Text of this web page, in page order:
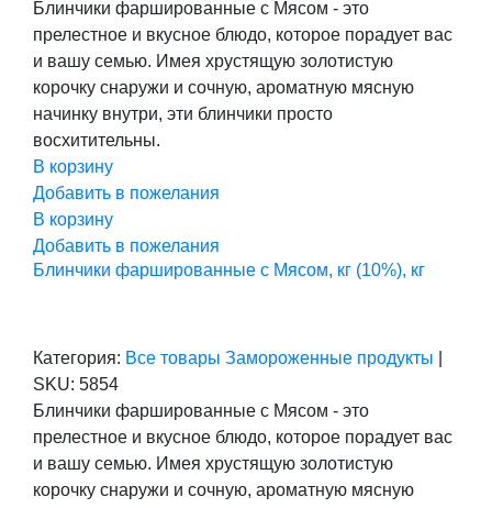
составляла
363,00 ₽.
290,00 ₽.
Блинчики фаршированные с Мясом - это
прелестное и вкусное блюдо, которое порадует вас
и вашу семью. Имея хрустящую золотистую
корочку снаружи и сочную, ароматную мясную
начинку внутри, эти блинчики просто
восхитительны.
В корзину
Добавить в пожелания
В корзину
Добавить в пожелания
Блинчики фаршированные с Мясом, кг (10%), кг
Категория: Все товары Замороженные продукты
SKU: 5854
Блинчики фаршированные с Мясом - это
прелестное и вкусное блюдо, которое порадует вас
и вашу семью. Имея хрустящую золотистую
корочку снаружи и сочную, ароматную мясную